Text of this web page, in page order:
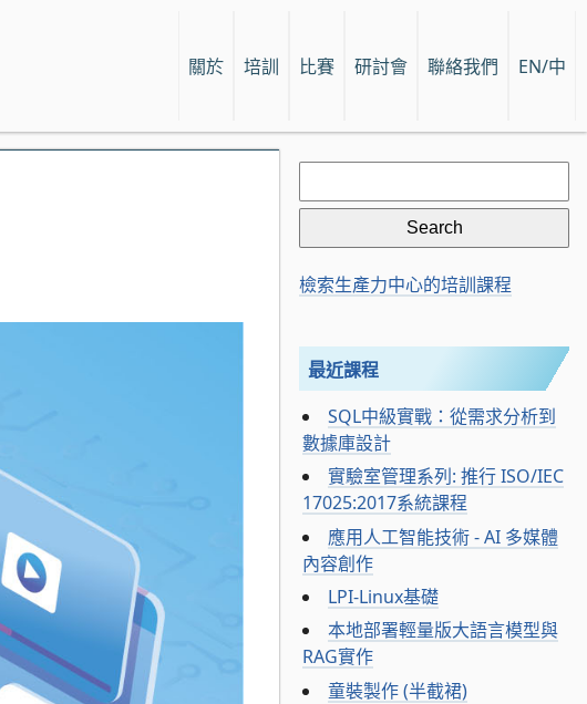
關於 培訓 比賽 研討會 聯絡我們 EN/中
Search
for:
檢索生產力中心的培訓課程
最近課程
SQL中級實戰：從需求分析到
數據庫設計
實驗室管理系列: 推行 ISO/IEC
17025:2017系統課程
應用人工智能技術 - AI 多媒體
內容創作
LPI-Linux基礎
本地部署輕量版大語言模型與
RAG實作
童裝製作 (半截裙)